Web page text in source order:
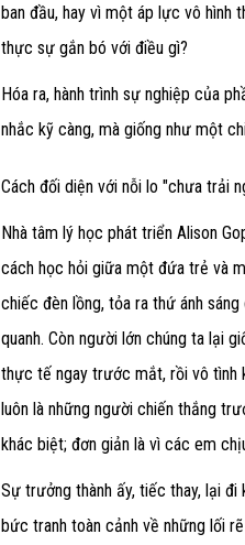
ban đầu, hay vì một áp lực vô hình
thực sự gắn bó với điều gì?
Hóa ra, hành trình sự nghiệp của
nhắc kỹ càng, mà giống như một
Cách đối diện với nỗi lo "chưa trải
Nhà tâm lý học phát triển Alison
cách học hỏi giữa một đứa trẻ và
chiếc đèn lồng, tỏa ra thứ ánh
quanh. Còn người lớn chúng ta lại
thực tế ngay trước mắt, rồi vô tình
luôn là những người chiến thắng
khác biệt; đơn giản là vì các em
Sự trưởng thành ấy, tiếc thay, lại
bức tranh toàn cảnh về những lối